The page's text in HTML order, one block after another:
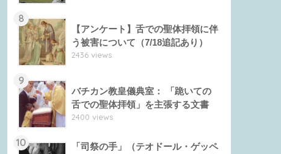
8
【アンケート】舌での聖体拝領に伴
う被害について（7/18追記あり）
2436 views
9
バチカン教皇儀典室： 「跪いての
舌での聖体拝領」を主張する文書
2400 views
10
「司祭の手」（テオドール・ゲッペ